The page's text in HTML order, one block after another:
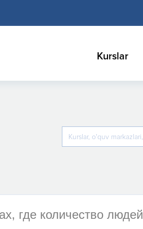
Kurslar
где количество людей